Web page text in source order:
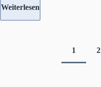
Weiterlesen
Seitennummerierung
1 2